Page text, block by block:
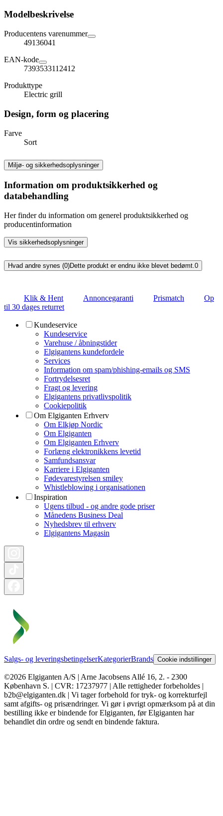
Modelbeskrivelse
Producentens varenummer
49136041
EAN-kode
7393533112412
Produkttype
Electric grill
Design, form og placering
Farve
Sort
Miljø- og sikkerhedsoplysninger
Information om produktsikkerhed og
databehandling
Her finder du information om generel produktsikkerhed og
producentinformation
Vis sikkerhedsoplysninger
Hvad andre synes (0)Dette produkt er endnu ikke blevet bedømt.0
Klik & Hent Annoncegaranti Prismatch
Op
til 30 dages returret
Kundeservice
Kundeservice
Varehuse / åbningstider
Elgigantens kundefordele
Services
Information om spam/phishing-emails og SMS
Fortrydelsesret
Fragt og levering
Elgigantens privatlivspolitik
Cookiepolitik
Om Elgiganten Erhverv
Om Elkjøp Nordic
Om Elgiganten
Om Elgiganten Erhverv
Forlæng elektronikkens levetid
Samfundsansvar
Karriere i Elgiganten
Fødevarestyrelsen smiley
Whistleblowing i organisationen
Inspiration
Ugens tilbud - og andre gode priser
Månedens Business Deal
Nyhedsbrev til erhverv
Elgigantens Magasin
Salgs- og leveringsbetingelserKategorierBrands Cookie indstillinger
©2026 Elgiganten A/S | Arne Jacobsens Allé 16, 2. - 2300
København S. | CVR: 17237977 | Alle rettigheder forbeholdes |
b2b@elgiganten.dk | Vi tager forbehold for tryk- og korrekturfejl
samt afgifts- og prisændringer. Vi gør i øvrigt opmærksom på at din
bestilling ikke er bindende for Elgiganten, før Elgiganten har
behandlet din ordre og sendt en bindende faktura.